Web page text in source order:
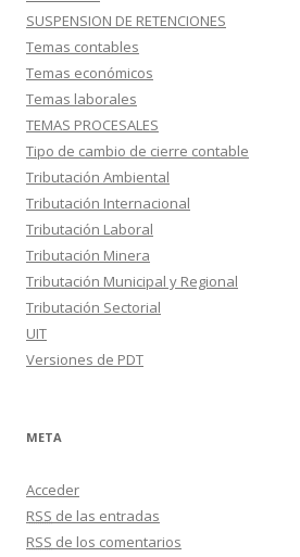
SUSPENSION DE RETENCIONES
Temas contables
Temas económicos
Temas laborales
TEMAS PROCESALES
Tipo de cambio de cierre contable
Tributación Ambiental
Tributación Internacional
Tributación Laboral
Tributación Minera
Tributación Municipal y Regional
Tributación Sectorial
UIT
Versiones de PDT
META
Acceder
RSS de las entradas
RSS de los comentarios